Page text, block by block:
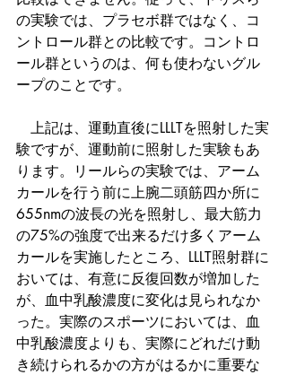
の実験では、プラセボ群ではなく、コ
ントロール群との比較です。コントロ
ール群というのは、何も使わないグル
ープのことです。
上記は、運動直後にLLLTを照射した実
験ですが、運動前に照射した実験もあ
ります。リールらの実験では、アーム
カールを行う前に上腕二頭筋四か所に
655nmの波長の光を照射し、最大筋力
の75%の強度で出来るだけ多くアーム
カールを実施したところ、LLLT照射群に
おいては、有意に反復回数が増加した
が、血中乳酸濃度に変化は見られなか
った。実際のスポーツにおいては、血
中乳酸濃度よりも、実際にどれだけ動
き続けられるかの方がはるかに重要な